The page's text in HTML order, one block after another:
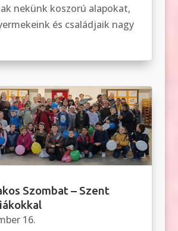
nekünk koszorú alapokat,
és családjaik nagy
Szombat – Szent
16.